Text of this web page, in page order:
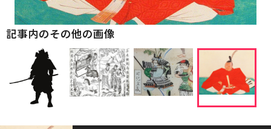
記事内のその他の画像